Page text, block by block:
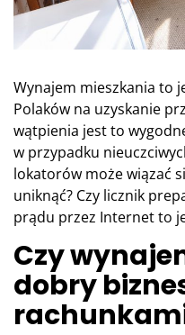
Wynajem mieszkania to
Polaków na uzyskanie
wątpienia jest to
w przypadku
lokatorów może wiązać
uniknąć? Czy licznik
prądu przez Internet to
Czy
dobry